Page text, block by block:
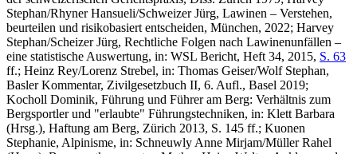
Stephan/Rhyner Hansueli/Schweizer Jürg, Lawinen – Verstehen,
beurteilen und risikobasiert entscheiden, München, 2022; Harvey
Stephan/Scheizer Jürg, Rechtliche Folgen nach Lawinenunfällen –
eine statistische Auswertung, in: WSL Bericht, Heft 34, 2015, S. 63
ff.; Heinz Rey/Lorenz Strebel, in: Thomas Geiser/Wolf Stephan,
Basler Kommentar, Zivilgesetzbuch II, 6. Aufl., Basel 2019;
Kocholl Dominik, Führung und Führer am Berg: Verhältnis zum
Bergsportler und "erlaubte" Führungstechniken, in: Klett Barbara
(Hrsg.), Haftung am Berg, Zürich 2013, S. 145 ff.; Kuonen
Stephanie, Alpinisme, in: Schneuwly Anne Mirjam/Müller Rahel